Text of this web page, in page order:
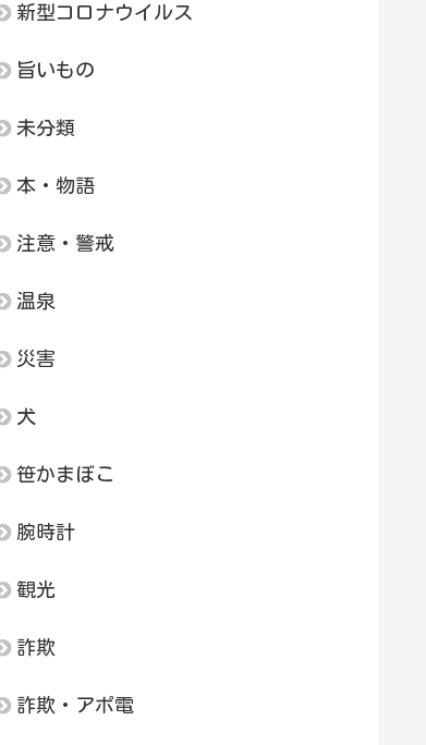
新型コロナウイルス
旨いもの
未分類
本・物語
注意・警戒
温泉
災害
犬
笹かまぼこ
腕時計
観光
詐欺
詐欺・アポ電